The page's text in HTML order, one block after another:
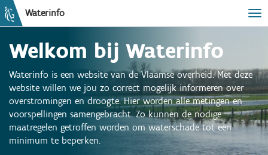
Waterinfo
Welkom bij Waterinfo
Waterinfo is een website van de Vlaamse overheid. Met deze
website willen we jou zo correct mogelijk informeren over
overstromingen en droogte. Hier worden alle metingen en
voorspellingen samengebracht. Zo kunnen de nodige
maatregelen getroffen worden om waterschade tot een
minimum te beperken.